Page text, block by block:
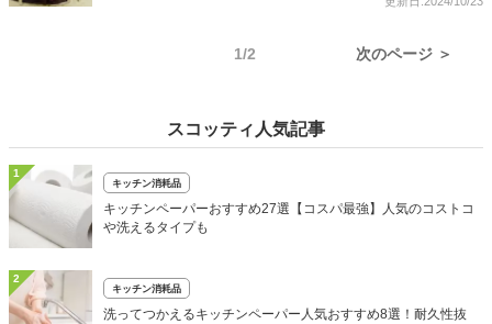
1/2 次のページ ＞
スコッティ人気記事
1
キッチン消耗品
キッチンペーパーおすすめ27選【コスパ最強】人気のコストコ
や洗えるタイプも
2
キッチン消耗品
洗ってつかえるキッチンペーパー人気おすすめ8選！耐久性抜